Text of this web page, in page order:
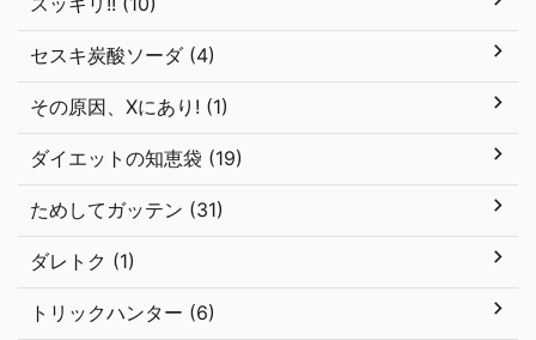
セスキ炭酸ソーダ (4)
その原因、Xにあり! (1)
ダイエットの知恵袋 (19)
ためしてガッテン (31)
ダレトク (1)
トリックハンター (6)